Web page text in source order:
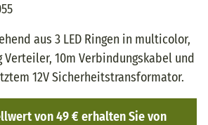
aus 3 LED Ringen in multicolor,
Verteiler, 10m Verbindungskabel und
12V Sicherheitstransformator.
von 49 € erhalten Sie von